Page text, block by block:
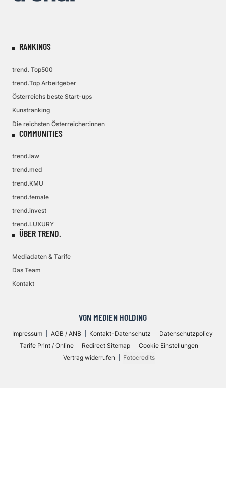
RANKINGS
trend. Top500
trend.Top Arbeitgeber
Österreichs beste Start-ups
Kunstranking
Die reichsten Österreicher:innen
COMMUNITIES
trend.law
trend.med
trend.KMU
trend.female
trend.invest
trend.LUXURY
ÜBER TREND.
Mediadaten & Tarife
Das Team
Kontakt
VGN MEDIEN HOLDING
Impressum AGB / ANB Kontakt-Datenschutz
Datenschutzpolicy
Tarife Print / Online
Redirect Sitemap
Cookie Einstellungen
Vertrag widerrufen
Fotocredits